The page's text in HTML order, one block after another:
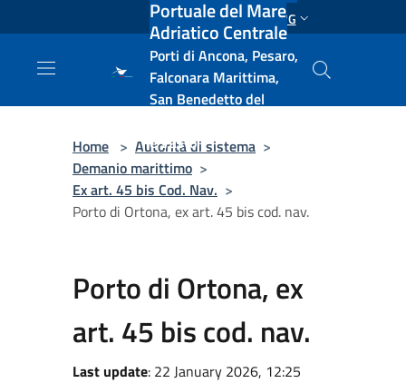
Salta al contenuto principale ENG
Portuale del Mare
Adriatico Centrale
Porti di Ancona, Pesaro,
Falconara Marittima,
San Benedetto del
e Vasto
Home > Autorità di sistema >
Demanio marittimo >
Ex art. 45 bis Cod. Nav. >
Porto di Ortona, ex art. 45 bis cod. nav.
Porto di Ortona, ex
art. 45 bis cod. nav.
Last update: 22 January 2026, 12:25